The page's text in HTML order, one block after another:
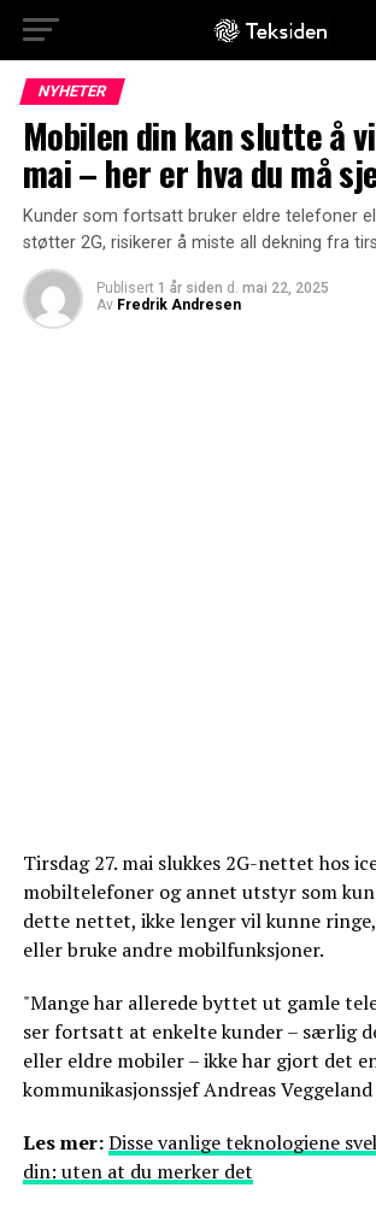
NYHETER
Mobilen din kan slutte å
mai – her er hva du må
Kunder som fortsatt bruker eldre telefoner
støtter 2G, risikerer å miste all dekning fra
Publisert 1 år siden d. mai 22, 2025
Av Fredrik Andresen
Tirsdag 27. mai slukkes 2G-nettet hos
mobiltelefoner og annet utstyr som kun
dette nettet, ikke lenger vil kunne ringe,
eller bruke andre mobilfunksjoner.
"Mange har allerede byttet ut gamle
ser fortsatt at enkelte kunder – særlig
eller eldre mobiler – ikke har gjort det
kommunikasjonssjef Andreas Veggeland
Les mer:Disse vanlige teknologiene
din: uten at du merker det